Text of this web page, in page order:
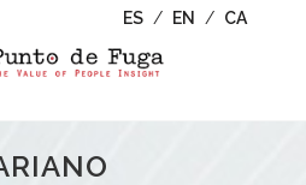
ES / EN / CA